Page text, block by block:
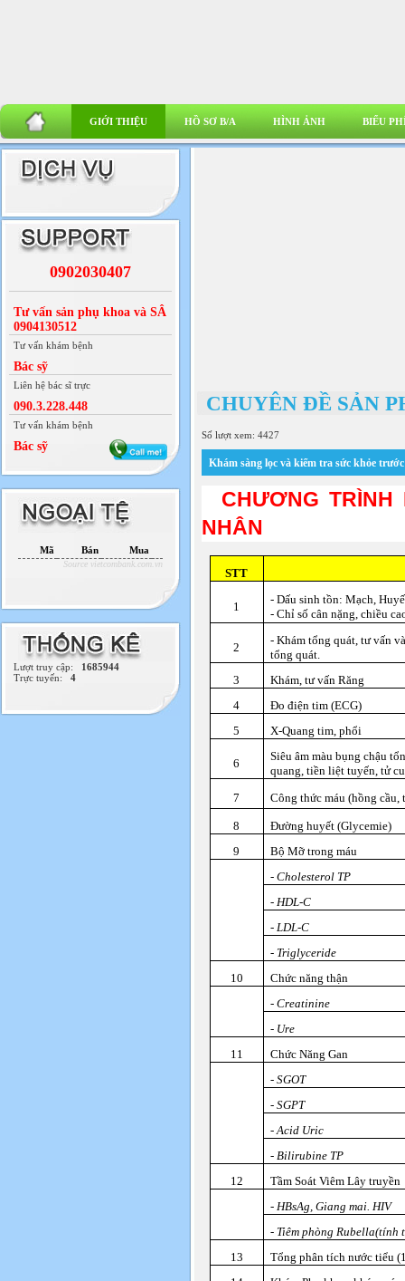
GIỚI THIỆU HỒ SƠ B/A HÌNH ẢNH BIỂU
0902030407
Tư vấn sản phụ khoa và SÂ
0904130512
Tư vấn khám bệnh
Bác sỹ
Liên hệ bác sĩ trực
090.3.228.448
Tư vấn khám bệnh
Bác sỹ
Mã Bán Mua
Source vietcombank.com.vn
Lượt truy cập: 1685944
Trực tuyến: 4
CHUYÊN ĐỀ SẢN
Số lượt xem: 4427
Khám sàng lọc và kiểm tra sức khỏe
CHƯƠNG TRÌNH
NHÂN
STT
1
- Dấu sinh tồn: Mạch,
- Chỉ số cân nặng, chiều
2
- Khám tổng quát, tư vấn
tổng quát.
3
Khám, tư vấn Răng
4
Đo điện tim (ECG)
5
X-Quang tim, phổi
6
Siêu âm màu bụng chậu
quang, tiền liệt tuyến, tử
7
Công thức máu (hồng
8
Đường huyết (Glycemie)
9
Bộ Mỡ trong máu
- Cholesterol TP
- HDL-C
- LDL-C
- Triglyceride
10
Chức năng thận
- Creatinine
- Ure
11
Chức Năng Gan
- SGOT
- SGPT
- Acid Uric
- Bilirubine TP
12
Tầm Soát Viêm Lây truyền
- HBsAg, Giang mai. HIV
- Tiêm phòng Rubella(tính
13
Tổng phân tích nước tiểu